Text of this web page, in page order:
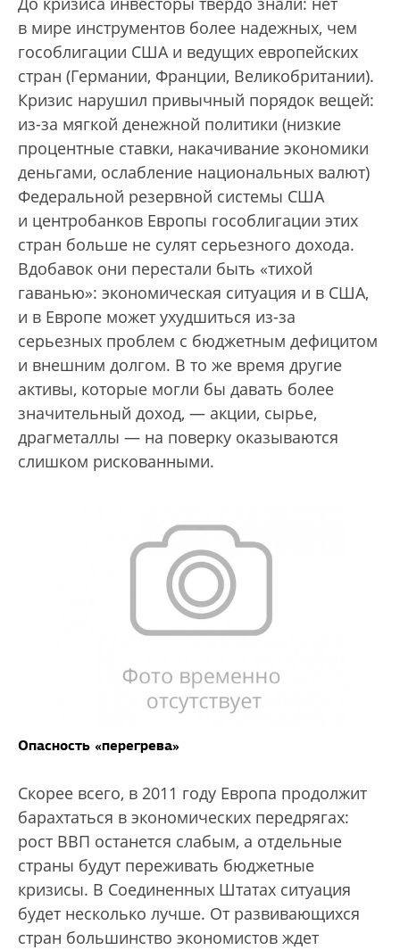
в мире инструментов более надежных, чем
гособлигации США и ведущих европейских
стран (Германии, Франции, Великобритании).
Кризис нарушил привычный порядок вещей:
из-за мягкой денежной политики (низкие
процентные ставки, накачивание экономики
деньгами, ослабление национальных валют)
Федеральной резервной системы США
и центробанков Европы гособлигации этих
стран больше не сулят серьезного дохода.
Вдобавок они перестали быть «тихой
гаванью»: экономическая ситуация и в США,
и в Европе может ухудшиться из-за
серьезных проблем с бюджетным дефицитом
и внешним долгом. В то же время другие
активы, которые могли бы давать более
значительный доход, — акции, сырье,
драгметаллы — на поверку оказываются
слишком рискованными.
Опасность «перегрева»
Скорее всего, в 2011 году Европа продолжит
барахтаться в экономических передрягах:
рост ВВП останется слабым, а отдельные
страны будут переживать бюджетные
кризисы. В Соединенных Штатах ситуация
будет несколько лучше. От развивающихся
стран большинство экономистов ждет